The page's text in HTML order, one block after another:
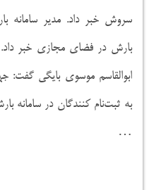
سروش خبر داد. مدیر سامانه
بارش در فضای مجازی خبر
ابوالقاسم موسوی بایگی گفت:
به ثبت‌نام کنندگان در سامانه
…